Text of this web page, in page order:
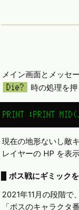
メイン画面とメッセ
Die? 時の処理を押
PRINT :PRINT
現在の地形ないし敵
レイヤーの HP を表
ボス戦にギミックを
2021年11月の段階で
「ボスのキャラクタ